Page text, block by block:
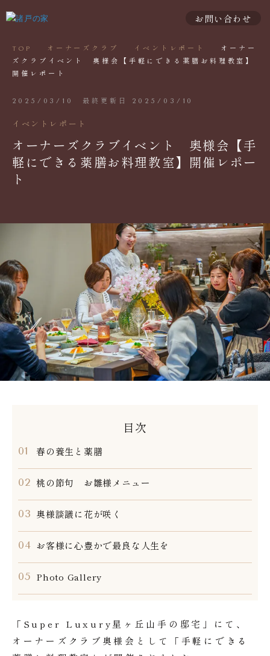
お問い合わせ
TOP オーナーズクラブ イベントレポート
オーナー
ズクラブイベント 奥様会【手軽にできる薬膳お料理教室】
開催レポート
2025/03/10 最終更新日 2025/03/10
イベントレポート
オーナーズクラブイベント 奥様会【手
軽にできる薬膳お料理教室】開催レポー
ト
目次
春の養生と薬膳
桃の節句 お雛様メニュー
奥様談議に花が咲く
お客様に心豊かで最良な人生を
Photo Gallery
「Super Luxury星ヶ丘山手の邸宅」にて、
オーナーズクラブ奥様会として「手軽にできる